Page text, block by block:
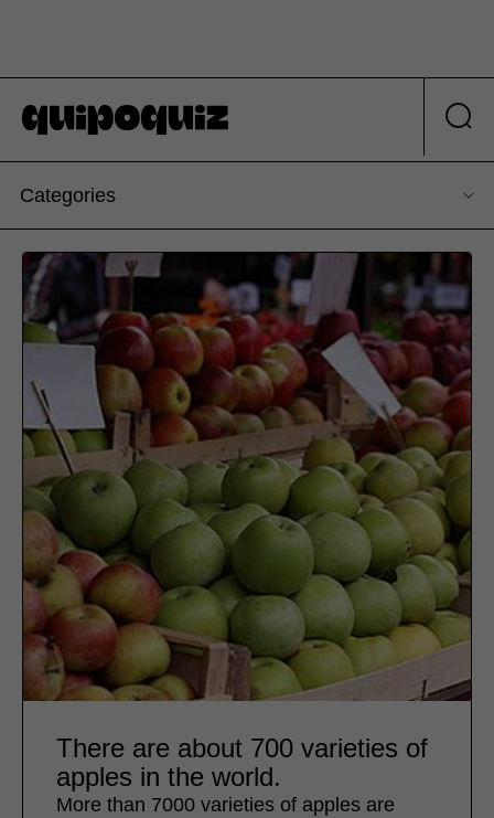
Categories
There are about 700 varieties of
apples in the world.
More than 7000 varieties of apples are